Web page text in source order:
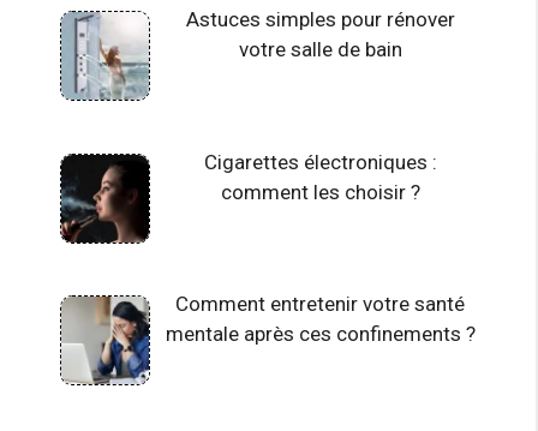
Astuces simples pour rénover
votre salle de bain
Cigarettes électroniques :
comment les choisir ?
Comment entretenir votre santé
mentale après ces confinements ?